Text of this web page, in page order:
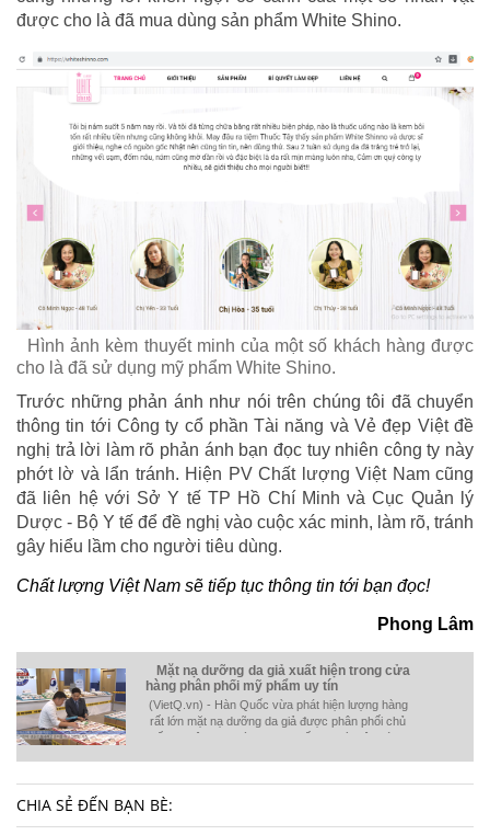
được cho là đã mua dùng sản phẩm White Shino.
Hình ảnh kèm thuyết minh của một số khách hàng được
cho là đã sử dụng mỹ phẩm White Shino.
Trước những phản ánh như nói trên chúng tôi đã chuyển
thông tin tới Công ty cổ phần Tài năng và Vẻ đẹp Việt đề
nghị trả lời làm rõ phản ánh bạn đọc tuy nhiên công ty này
phớt lờ và lẩn tránh. Hiện PV Chất lượng Việt Nam cũng
đã liên hệ với Sở Y tế TP Hồ Chí Minh và Cục Quản lý
Dược - Bộ Y tế để đề nghị vào cuộc xác minh, làm rõ, tránh
gây hiểu lầm cho người tiêu dùng.
Chất lượng Việt Nam sẽ tiếp tục thông tin tới bạn đọc!
Phong Lâm
Mặt nạ dưỡng da giả xuất hiện trong cửa
hàng phân phối mỹ phẩm uy tín
(VietQ.vn) - Hàn Quốc vừa phát hiện lượng hàng
rất lớn mặt nạ dưỡng da giả được phân phối chủ
CHIA SẺ ĐẾN BẠN BÈ: